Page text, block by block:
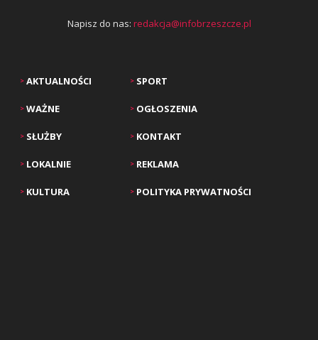
Napisz do nas: redakcja@infobrzeszcze.pl
> AKTUALNOŚCI
> WAŻNE
> SŁUŻBY
> LOKALNIE
> KULTURA
> SPORT
> OGŁOSZENIA
> KONTAKT
> REKLAMA
> POLITYKA PRYWATNOŚCI